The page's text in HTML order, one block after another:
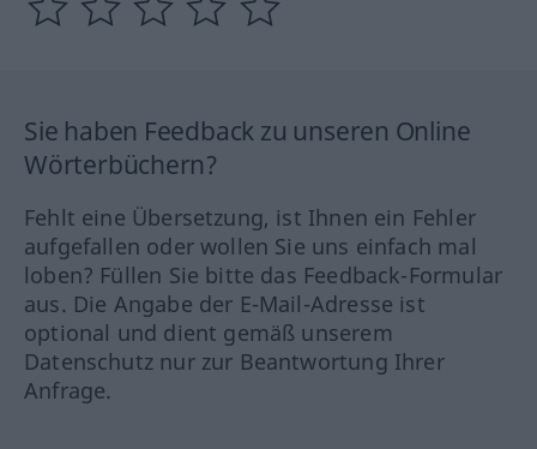
Sie haben Feedback zu unseren Online
Wörterbüchern?
Fehlt eine Übersetzung, ist Ihnen ein Fehler
aufgefallen oder wollen Sie uns einfach mal
loben? Füllen Sie bitte das Feedback-Formular
aus. Die Angabe der E-Mail-Adresse ist
optional und dient gemäß unserem
Datenschutz nur zur Beantwortung Ihrer
Anfrage.